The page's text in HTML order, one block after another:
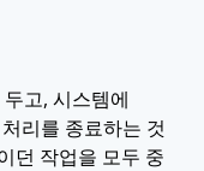
고, 시스템에
리를 종료하는 것
던 작업을 모두 중